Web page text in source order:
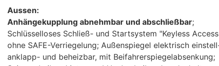
Aussen:
Anhängekupplung abnehmbar und abschließbar;
Schlüsselloses Schließ- und Startsystem "Keyless
ohne SAFE-Verriegelung; Außenspiegel elektrisch
anklapp- und beheizbar, mit Beifahrerspiegelabsenkung;